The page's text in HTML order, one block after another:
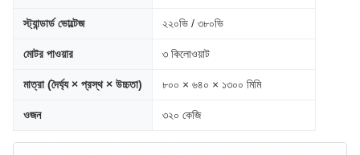
স্ট্যান্ডার্ড ভোল্টেজ ২২০ভি / ৩৮০ভি
মোটর পাওয়ার ৩ কিলোওয়াট
মাত্রা (দৈর্ঘ্য × প্রস্থ × উচ্চতা) ৮০০ × ৬৪০ × ১৩০০ মিমি
ওজন ৩২০ কেজি